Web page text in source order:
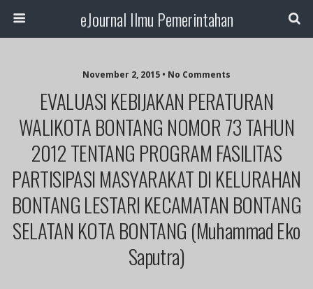
eJournal Ilmu Pemerintahan
November 2, 2015 • No Comments
EVALUASI KEBIJAKAN PERATURAN
WALIKOTA BONTANG NOMOR 73 TAHUN
2012 TENTANG PROGRAM FASILITAS
PARTISIPASI MASYARAKAT DI KELURAHAN
BONTANG LESTARI KECAMATAN BONTANG
SELATAN KOTA BONTANG (Muhammad Eko
Saputra)